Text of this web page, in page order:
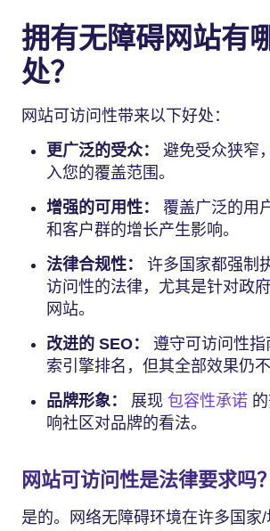
拥有无障碍网站有
处？
网站可访问性带来以下好处：
更广泛的受众：
避免受众狭窄
入您的覆盖范围。
增强的可用性：
覆盖广泛的用
和客户群的增长产生影响。
法律合规性：
许多国家都强制
访问性的法律，尤其是针对政
网站。
改进的 SEO：
遵守可访问性
索引擎排名，但其全部效果仍不
品牌形象：
展现 包容性承诺
响社区对品牌的看法。
网站可访问性是法律要求吗？
是的。网络无障碍环境在许多国家